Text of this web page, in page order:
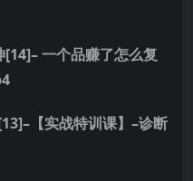
一个品赚了怎么复
【实战特训课】–诊断